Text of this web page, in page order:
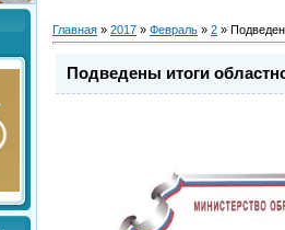
Главная » 2017 » Февраль » 2 »
Подведены итоги